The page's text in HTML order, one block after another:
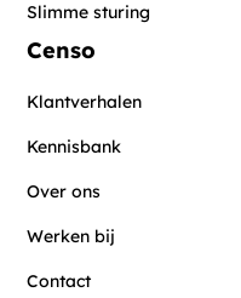
Slimme sturing
Censo
Klantverhalen
Kennisbank
Over ons
Werken bij
Contact